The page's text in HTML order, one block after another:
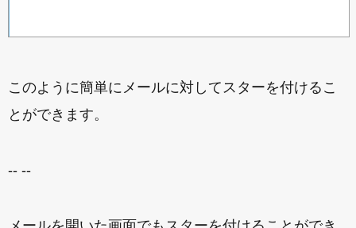
このように簡単にメールに対してスターを付けるこ
とができます。
-- --